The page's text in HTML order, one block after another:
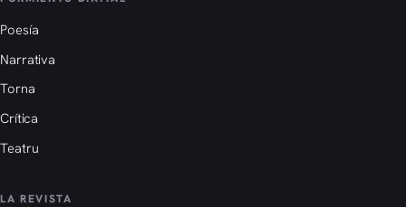
Poesía
Narrativa
Torna
Crítica
Teatru
LA REVISTA